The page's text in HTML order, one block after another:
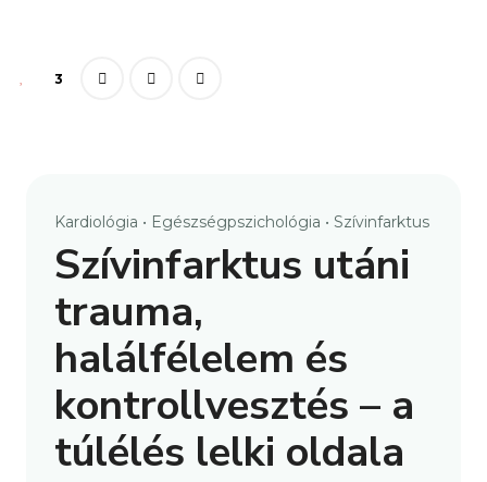
3
Kardiológia • Egészségpszichológia • Szívinfarktus
Szívinfarktus utáni
trauma,
halálfélelem és
kontrollvesztés – a
túlélés lelki oldala